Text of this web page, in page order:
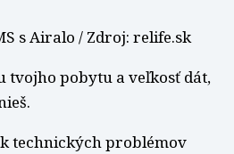
s Airalo / Zdroj: relife.sk
tvojho pobytu a veľkosť dát,
technických problémov